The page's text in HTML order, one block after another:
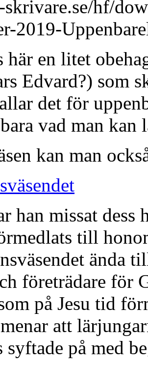
hf/
2019-
här en litet
Edvard?) som
det för
vad man kan
kan man
han missat
till
ända
företrädare för
på Jesu tid
att
syftade på med